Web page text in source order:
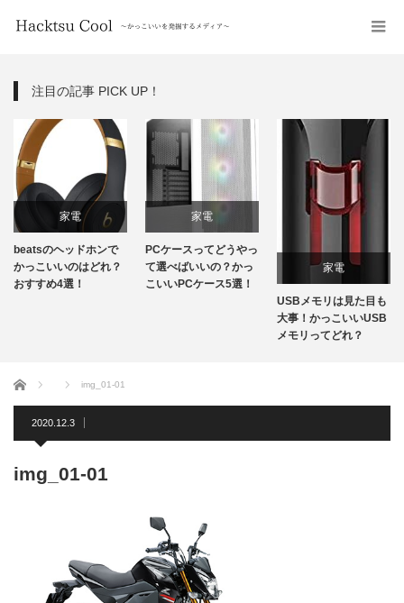
注目の記事 PICK UP！
家電
beatsのヘッドホンで
かっこいいのはどれ？
おすすめ4選！
家電
PCケースってどうやっ
て選べばいいの？かっ
こいいPCケース5選！
家電
USBメモリは見た目も
大事！かっこいいUSB
メモリってどれ？
ホーム img_01-01
2020.12.3
img_01-01